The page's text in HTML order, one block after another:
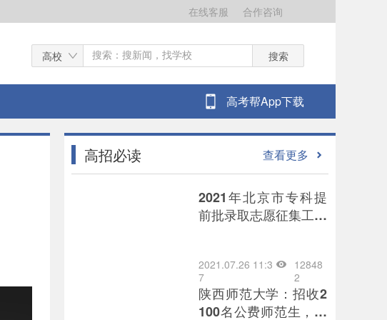
合作咨询
在线客服
高校 搜索
高考帮App下载
高招必读 查看更多
2021年北京市专科提
前批录取志愿征集工作
2021.07.26 11:3
7
12848
2
陕西师范大学：招收2
100名公费师范生，为